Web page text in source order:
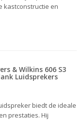
kastconstructie en
helderheid, diepe
.
& Wilkins 606 S3
Luidsprekers
biedt de ideale
prestaties. Hij